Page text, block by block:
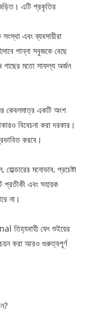
জড়িত। এটি প্রকৃতির
এবং ব্যবসায়ীরা
পান্না সবুজকে বেছে
গাছের মতো সাফল্য অর্জন
কেবলমাত্র একটি অংশ
বিবেচনা করা দরকার।
করবে।
মনোভাব, প্রচেষ্টা
প্রতীকী এবং সহায়ক
না।
ফেং শুইয়ের
করা আরও গুরুত্বপূর্ণ